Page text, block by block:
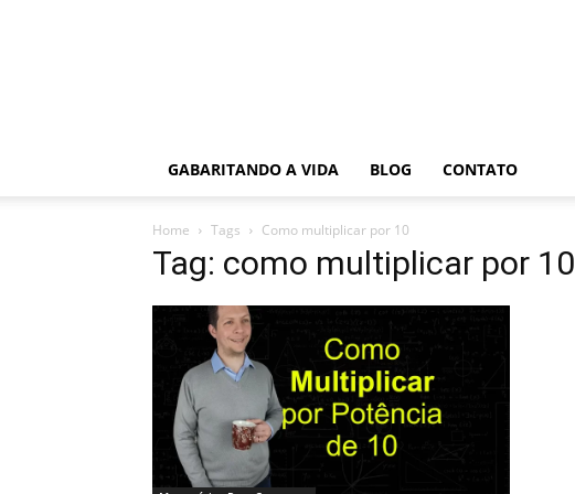
GABARITANDO A VIDA BLOG CONTATO
Home Tags Como multiplicar por 10
Tag: como multiplicar por 10